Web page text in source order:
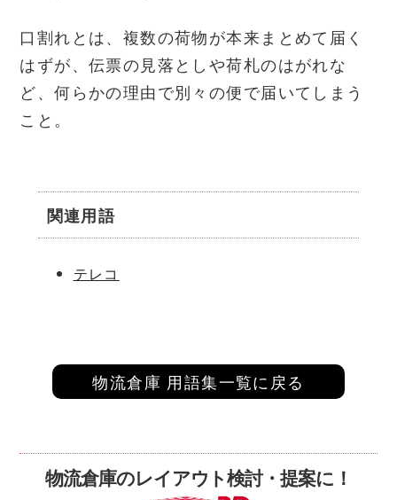
口割れとは、複数の荷物が本来まとめて届く
はずが、伝票の見落としや荷札のはがれな
ど、何らかの理由で別々の便で届いてしまう
こと。
関連用語
テレコ
物流倉庫 用語集一覧に戻る
物流倉庫のレイアウト検討・提案に！